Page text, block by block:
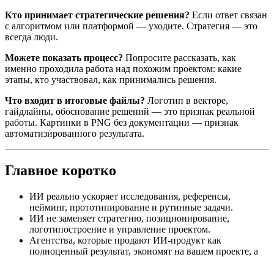
Кто принимает стратегические решения? Если ответ связан
с алгоритмом или платформой — уходите. Стратегия — это
всегда люди.
Можете показать процесс? Попросите рассказать, как
именно проходила работа над похожим проектом: какие
этапы, кто участвовал, как принимались решения.
Что входит в итоговые файлы? Логотип в векторе,
гайдлайны, обоснование решений — это признак реальной
работы. Картинки в PNG без документации — признак
автоматизированного результата.
Главное коротко
ИИ реально ускоряет исследования, референсы,
нейминг, прототипирование и рутинные задачи.
ИИ не заменяет стратегию, позиционирование,
логотипостроение и управление проектом.
Агентства, которые продают ИИ-продукт как
полноценный результат, экономят на вашем проекте, а